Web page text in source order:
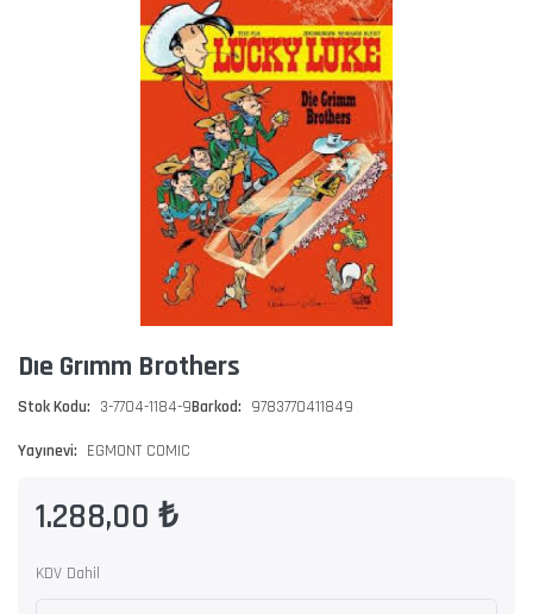
Dıe Grımm Brothers
Stok Kodu: 3-7704-1184-9Barkod: 9783770411849
Yayınevi: EGMONT COMIC
1.288,00 ₺
KDV Dahil